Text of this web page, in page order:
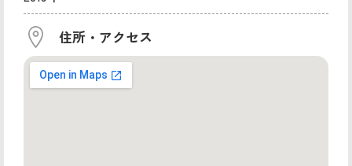
住所・アクセス